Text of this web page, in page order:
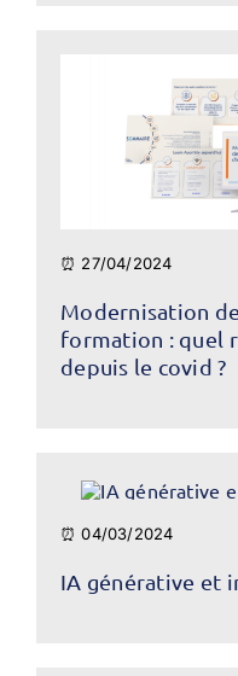
⏰ 27/04/2024
Modernisation
formation : quel
depuis le covid ?
⏰ 04/03/2024
IA générative et